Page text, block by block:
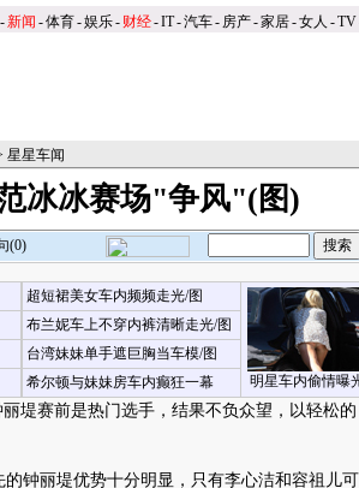
-新闻 -体育-娱乐- 财经-IT-汽车- 房产-家居-女人 -TV
星星车闻
冰冰赛场"争风"(图)
(0)
超短裙美女车内频频走光/图
明星车内偷情曝
布兰妮车上不穿内裤清晰走光/图
台湾妹妹单手遮巨胸当车模/图
希尔顿与妹妹房车内癫狂一幕
堤赛前是热门选手，结果不负众望，以轻松的
丽堤优势十分明显，只有李心洁和容祖儿可